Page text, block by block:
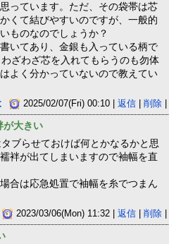
っています。ただ、その袋帯は芯
くて結びやすいのですが、一般的
ものなのでしょうか？
いてあり、金銀も入っている柄で
ざわざ芯を入れてもらうのも勿体
よく分かっていないので教えてい
2025/02/07(Fri) 00:10 |返信 |削除
が大きい
ブらせておけば何とかなるかと思
袢が出てしまいますので袖幅を直
合は応急処置で袖幅を糸でつまん
2023/03/06(Mon) 11:32 |返信 |削除